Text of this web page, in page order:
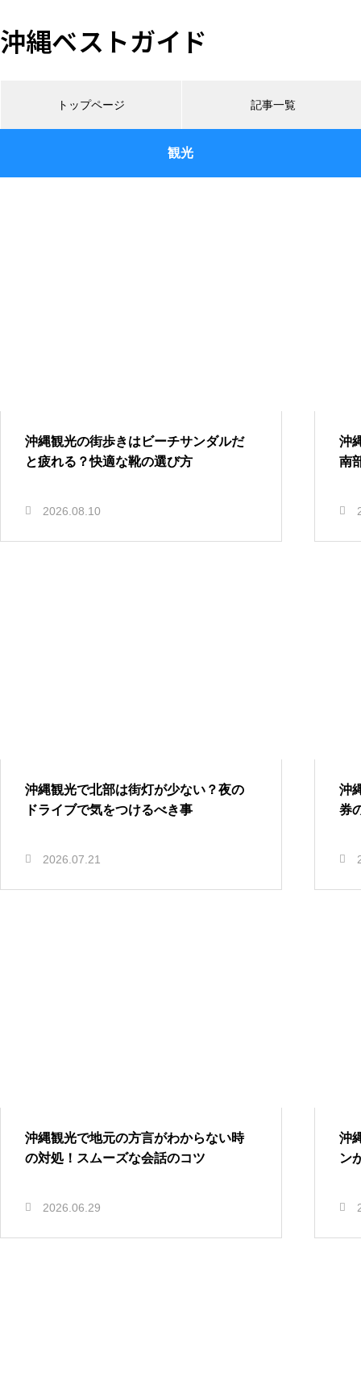
沖縄ベストガイド
トップページ 記事一覧
観光
沖縄観光の街歩きはビーチサンダルだ
と疲れる？快適な靴の選び方
2026.08.10
沖
南
沖縄観光で北部は街灯が少ない？夜の
ドライブで気をつけるべき事
2026.07.21
沖
券
沖縄観光で地元の方言がわからない時
の対処！スムーズな会話のコツ
2026.06.29
沖
ン